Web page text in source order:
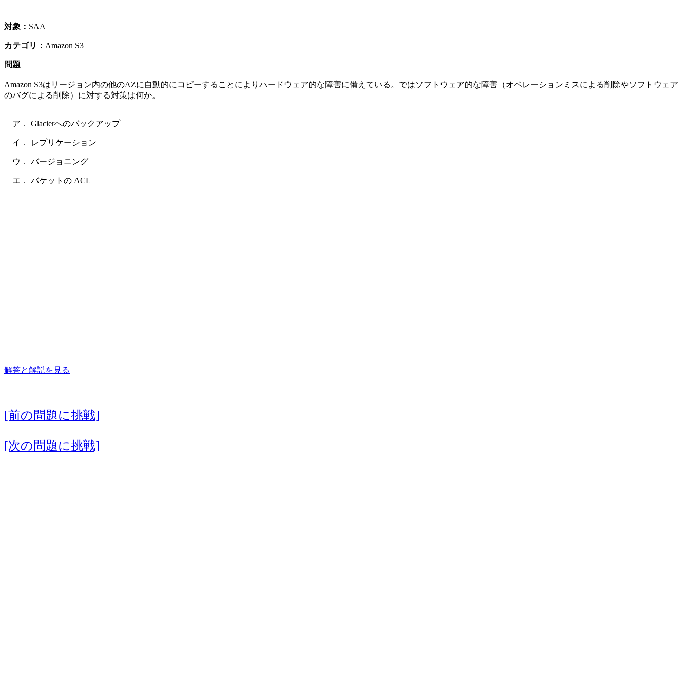
対象： SAA
カテゴリ： Amazon S3
問題
Amazon S3はリージョン内の他のAZに自動的にコピーすることによりハードウェア的な障害に備えている。ではソフトウェア的な障害（オペレーションミスによる削除やソフトウェア
のバグによる削除）に対する対策は何か。
ア． Glacierへのバックアップ
イ． レプリケーション
ウ． バージョニング
エ． バケットの ACL
解答と解説を見る
[前の問題に挑戦]
[次の問題に挑戦]